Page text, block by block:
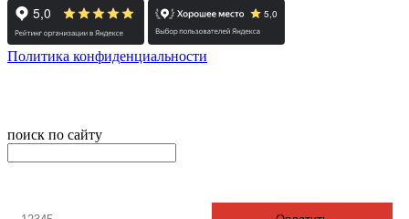
Политика конфиденциальности
поиск по сайту